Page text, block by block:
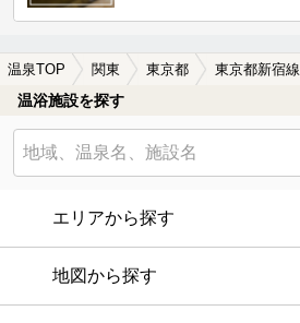
温泉TOP 関東 東京都 東京都新宿線
温浴施設を探す
エリアから探す
地図から探す